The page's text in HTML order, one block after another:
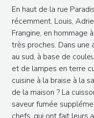
En haut de la rue
récemment. Louis,
Frangine, en
très proches. Dans
au sud, à base de
et de lampes en terre
cuisine à la braise à la
de la maison ? La
saveur fumée